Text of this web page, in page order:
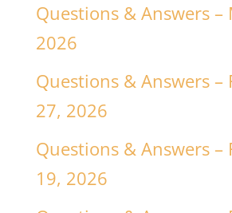
Questions & Answers –
2026
Questions & Answers –
27, 2026
Questions & Answers –
19, 2026